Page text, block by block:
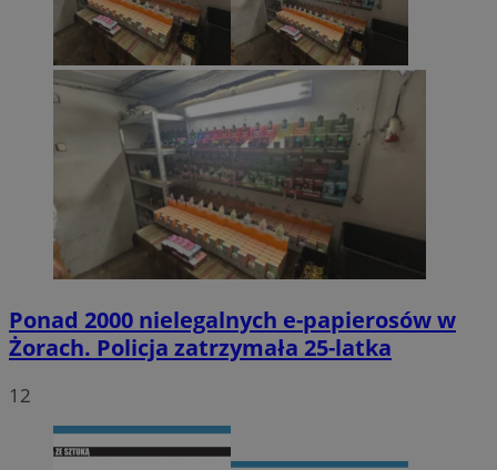
Ponad 2000 nielegalnych e-papierosów w
Żorach. Policja zatrzymała 25-latka
12